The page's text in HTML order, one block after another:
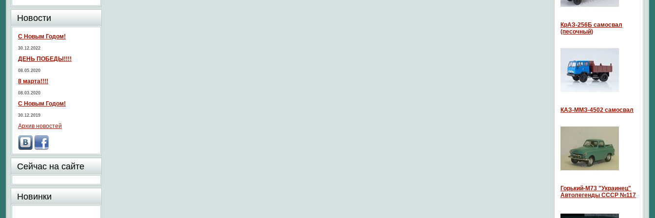
Новости
С Новым Годом!
30.12.2022
ДЕНЬ ПОБЕДЫ!!!!
08.05.2020
8 марта!!!!
08.03.2020
С Новым Годом!
30.12.2019
Архив новостей
Сейчас на сайте
Новинки
КрАЗ-256Б самосвал
(песочный)
КАЗ-ММЗ-4502 самосвал
Горький-М73 "Украинец"
Автолегенды СССР №117